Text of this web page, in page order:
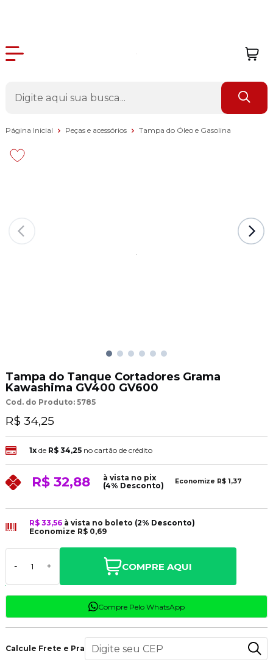
Página Inicial Peças e acessórios Tampa do Óleo e Gasolina
Tampa do Tanque Cortadores Grama
Kawashima GV400 GV600
Cod. do Produto: 5785
R$ 34,25
1xde R$ 34,25 no cartão de crédito
R$ 32,88
à vista no pix
(4% Desconto)
Economize R$ 1,37
R$ 33,56 à vista no boleto (2% Desconto)
Economize R$ 0,69
- + COMPRE AQUI
Compre Pelo WhatsApp
Calcule Frete e Prazo